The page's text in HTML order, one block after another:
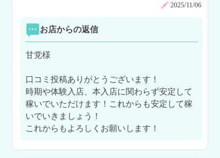
2025/11/06
お店からの返信
甘党様
口コミ投稿ありがとうございます！
時期や体験入店、本入店に関わらず安定して
稼いでいただけます！これからも安定して稼
いでいきましょう！
これからもよろしくお願いします！